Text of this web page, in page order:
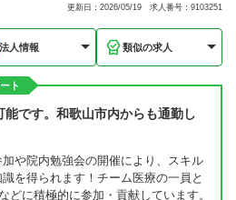
更新日：2026/05/19 求人番号：9103251
法人情報 類似の求人
ト
です。和歌山市内からも通勤し
や院内勉強会の開催により、スキル
を得られます！チーム医療の一員と
どに積極的に参加・貢献しています。